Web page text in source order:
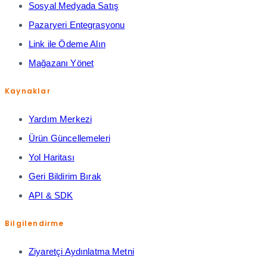
Sosyal Medyada Satış
Pazaryeri Entegrasyonu
Link ile Ödeme Alın
Mağazanı Yönet
Kaynaklar
Yardım Merkezi
Ürün Güncellemeleri
Yol Haritası
Geri Bildirim Bırak
API & SDK
Bilgilendirme
Ziyaretçi Aydınlatma Metni